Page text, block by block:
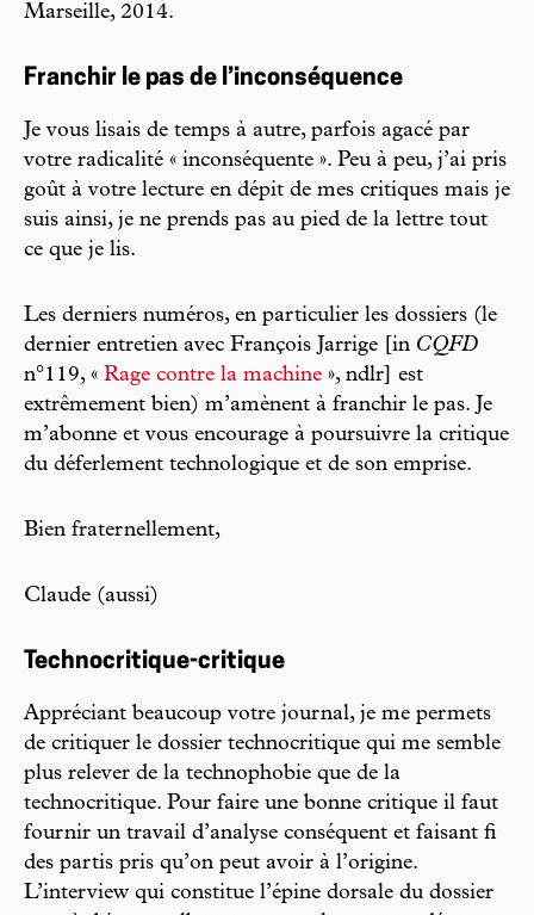
Marseille, 2014.
Franchir le pas de l’inconséquence
Je vous lisais de temps à autre, parfois agacé par
votre radicalité « inconséquente ». Peu à peu, j’ai pris
goût à votre lecture en dépit de mes critiques mais je
suis ainsi, je ne prends pas au pied de la lettre tout
ce que je lis.
Les derniers numéros, en particulier les dossiers (le
dernier entretien avec François Jarrige [in CQFD
n°119, « Rage contre la machine », ndlr] est
extrêmement bien) m’amènent à franchir le pas. Je
m’abonne et vous encourage à poursuivre la critique
du déferlement technologique et de son emprise.
Bien fraternellement,
Claude (aussi)
Technocritique-critique
Appréciant beaucoup votre journal, je me permets
de critiquer le dossier technocritique qui me semble
plus relever de la technophobie que de la
technocritique. Pour faire une bonne critique il faut
fournir un travail d’analyse conséquent et faisant fi
des partis pris qu’on peut avoir à l’origine.
L’interview qui constitue l’épine dorsale du dossier